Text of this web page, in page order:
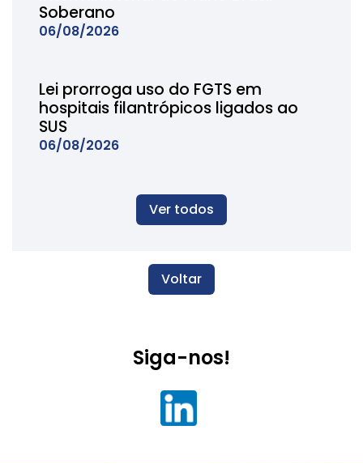
Soberano
06/08/2026
Lei prorroga uso do FGTS em
hospitais filantrópicos ligados ao
SUS
06/08/2026
Ver todos
Voltar
Siga-nos!